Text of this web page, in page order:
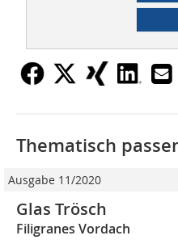
Thematisch
Ausgabe 11/2020
Glas Trösch
Filigranes Vordach